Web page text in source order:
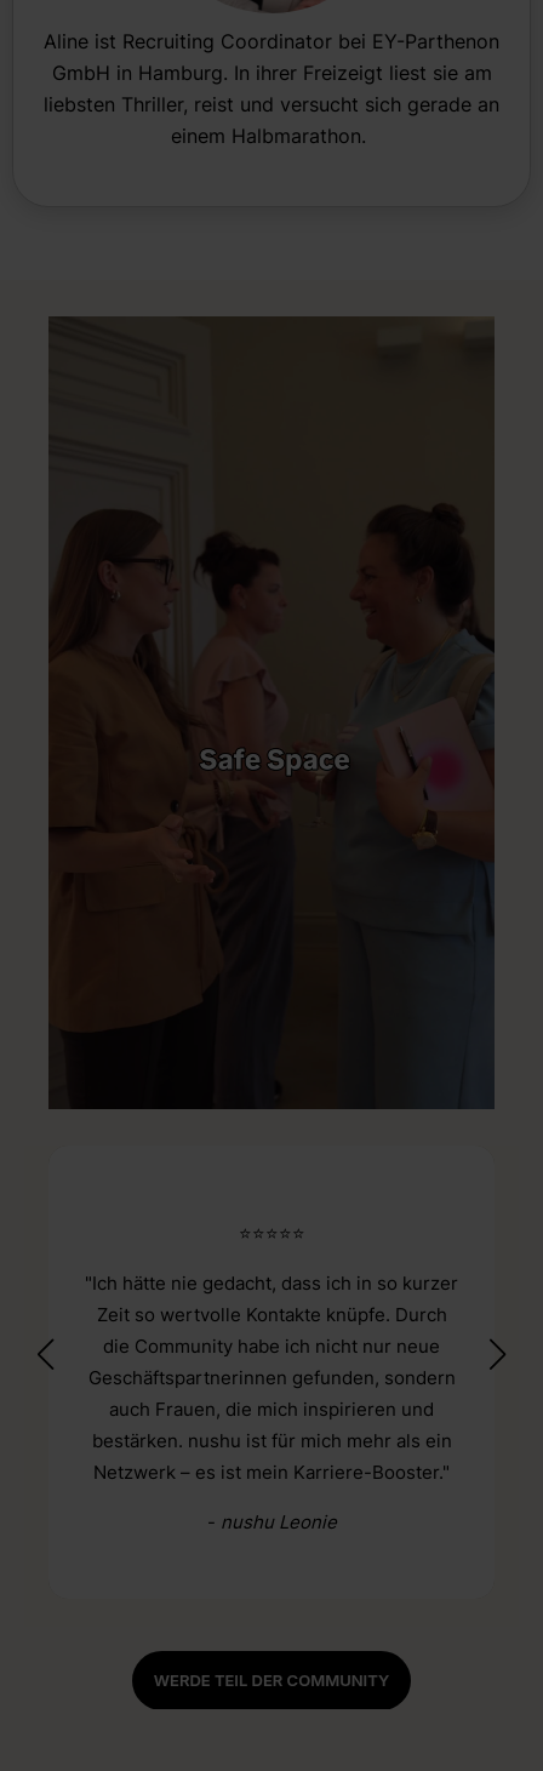
Aline ist Recruiting Coordinator bei EY-Parthenon
GmbH in Hamburg. In ihrer Freizeigt liest sie am
liebsten Thriller, reist und versucht sich gerade an
einem Halbmarathon.
⭐⭐⭐⭐⭐
"Ich hätte nie gedacht, dass ich in so kurzer
Zeit so wertvolle Kontakte knüpfe. Durch
die Community habe ich nicht nur neue
Geschäftspartnerinnen gefunden, sondern
auch Frauen, die mich inspirieren und
bestärken. nushu ist für mich mehr als ein
Netzwerk – es ist mein Karriere-Booster."
- nushu Leonie